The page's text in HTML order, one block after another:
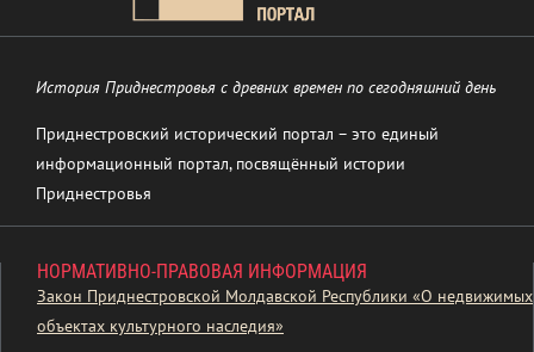
История Приднестровья с древних времен по сегодняшний день
Приднестровский исторический портал – это единый
информационный портал, посвящённый истории
Приднестровья
НОРМАТИВНО-ПРАВОВАЯ ИНФОРМАЦИЯ
Закон Приднестровской Молдавской Республики «О недвижимых
объектах культурного наследия»